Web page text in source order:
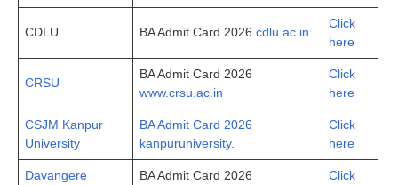
CDLU BA Admit Card 2026 cdlu.ac.in
Click
here
CRSU
BA Admit Card 2026
www.crsu.ac.in
Click
here
CSJM Kanpur
University
BA Admit Card 2026
kanpuruniversity.
Click
here
Davangere
BA Admit Card 2026
Click